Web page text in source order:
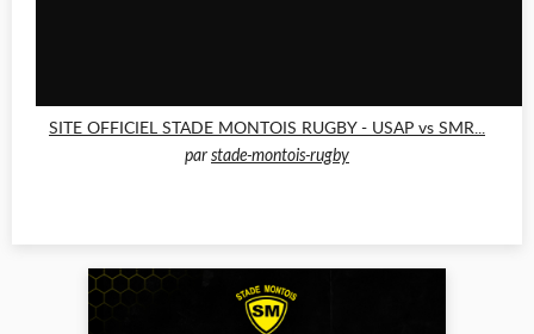
SITE OFFICIEL STADE MONTOIS RUGBY - USAP vs SMR...
parstade-montois-rugby